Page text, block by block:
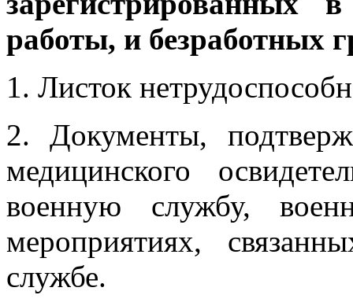
работы, и безработных
1. Листок
2. Документы,
медицинского
военную службу,
мероприятиях,
службе.